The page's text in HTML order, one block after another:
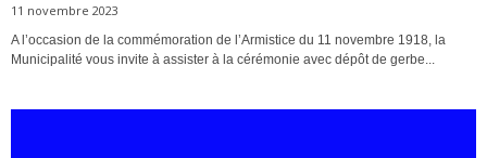
11 novembre 2023
A l’occasion de la commémoration de l’Armistice du 11 novembre 1918, la
Municipalité vous invite à assister à la cérémonie avec dépôt de gerbe...